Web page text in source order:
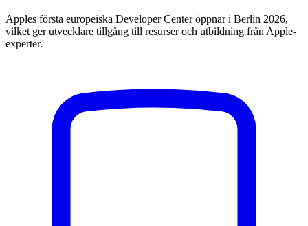
Apples första europeiska Developer Center öppnar i Berlin 2026,
vilket ger utvecklare tillgång till resurser och utbildning från Apple-
experter.